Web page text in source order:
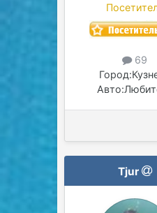
69
Город:
Авто:
Tjur